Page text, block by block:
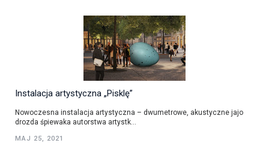
Instalacja artystyczna „Pisklę”
Nowoczesna instalacja artystyczna – dwumetrowe, akustyczne jajo
drozda śpiewaka autorstwa artystk...
MAJ 25, 2021